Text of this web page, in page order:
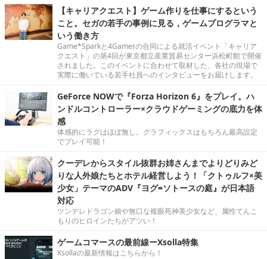
【キャリアクエスト】ゲーム作りを仕事にするという
こと。セガの若手の事例に見る，ゲームプログラマと
いう働き方
Game*Sparkと4Gamerの合同による就活イベント「キャリア
クエスト」の第4回が東京都立産業貿易センター浜松町館で開催
されました。このイベントに合わせて取材した、各社の現場で
実際に働いている若手社員へのインタビューをお届けします。
GeForce NOWで『Forza Horizon 6』をプレイ。ハ
ンドルコントローラー×クラウドゲーミングの底力を体
感
体感的にラグはほぼ無し。グラフィックスはもちろん最高設定
でプレイ可能！
クーデレからスタイル抜群お姉さんまでよりどりみど
りな人外娘たちとホテル経営しよう！「クトゥルフ×美
少女」テーマのADV『ヨグ=ソトースの庭』が日本語
対応
ツンデレドラゴン娘や無口な複眼死神美少女など、属性てんこ
もりのヒロインたちがアツい！
ゲームコマースの最前線ーXsolla特集
Xsollaの最新情報はこちらから！